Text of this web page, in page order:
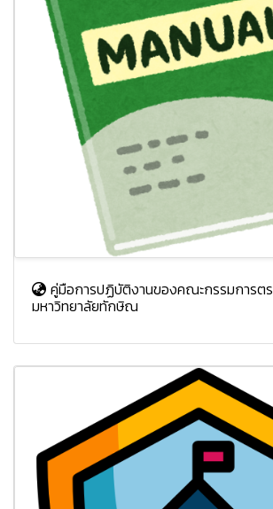
คู่มือการปฏิบัติงานของคณะกรรมการต
มหาวิทยาลัยทักษิณ